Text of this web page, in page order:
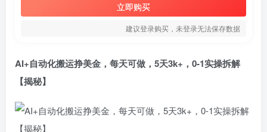
立即购买
建议登录购买，未登录无法保存数据
AI+自动化搬运挣美金，每天可做，5天3k+，0-1实操拆解
【揭秘】